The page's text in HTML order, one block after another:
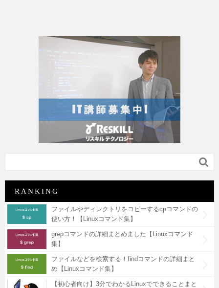

RANKING
ファイルやディレクトリをコピーするcpコマンドの
使い方！【Linuxコマンド集】
grepコマンドの詳細まとめました【Linuxコマンド
集】
ファイルなどを検索する！findコマンドの詳細まと
め【Linuxコマンド集】
【初心者向け】3分でわかるLinuxでできることまと